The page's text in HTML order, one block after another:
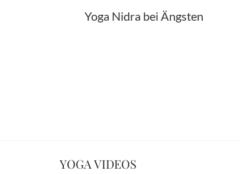
Yoga Nidra bei Ängsten
YOGA VIDEOS